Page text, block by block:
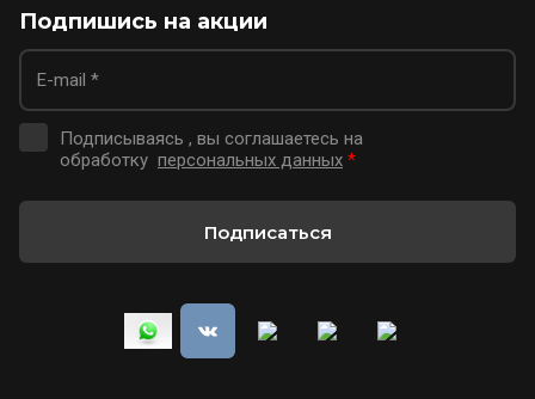
Подпишись на акции
Подписываясь , вы соглашаетесь на
обработку персональных данных *
Подписаться